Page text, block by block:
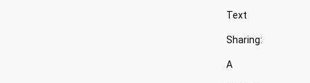
Text
Sharing:
A